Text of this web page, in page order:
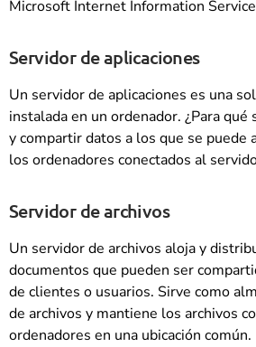
Microsoft Internet Information
Servidor de aplicaciones
Un servidor de aplicaciones es una
instalada en un ordenador. ¿Para qué
y compartir datos a los que se puede
los ordenadores conectados al
Servidor de archivos
Un servidor de archivos aloja y
documentos que pueden ser
de clientes o usuarios. Sirve como
de archivos y mantiene los archivos
ordenadores en una ubicación común.